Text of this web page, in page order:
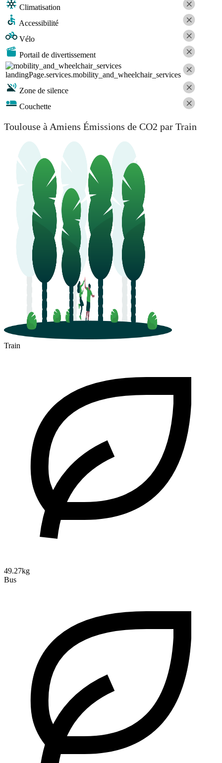
Climatisation
Accessibilité
Vélo
Portail de divertissement
landingPage.services.mobility_and_wheelchair_services
Zone de silence
Couchette
Toulouse à Amiens Émissions de CO2 par Train
Train
49.27kg
Bus